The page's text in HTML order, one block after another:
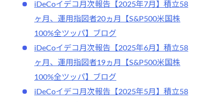
iDeCoイデコ月次報告【2025年7月】積立58
ヶ月、運用指図者20ヵ月【S&P500米国株
100%全ツッパ】ブログ
iDeCoイデコ月次報告【2025年6月】積立58
ヶ月、運用指図者19ヵ月【S&P500米国株
100%全ツッパ】ブログ
iDeCoイデコ月次報告【2025年5月】積立58